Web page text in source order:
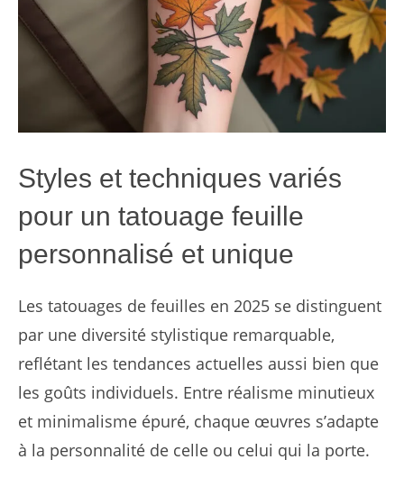
Styles et techniques variés
pour un tatouage feuille
personnalisé et unique
Les tatouages de feuilles en 2025 se distinguent
par une diversité stylistique remarquable,
reflétant les tendances actuelles aussi bien que
les goûts individuels. Entre réalisme minutieux
et minimalisme épuré, chaque œuvres s’adapte
à la personnalité de celle ou celui qui la porte.